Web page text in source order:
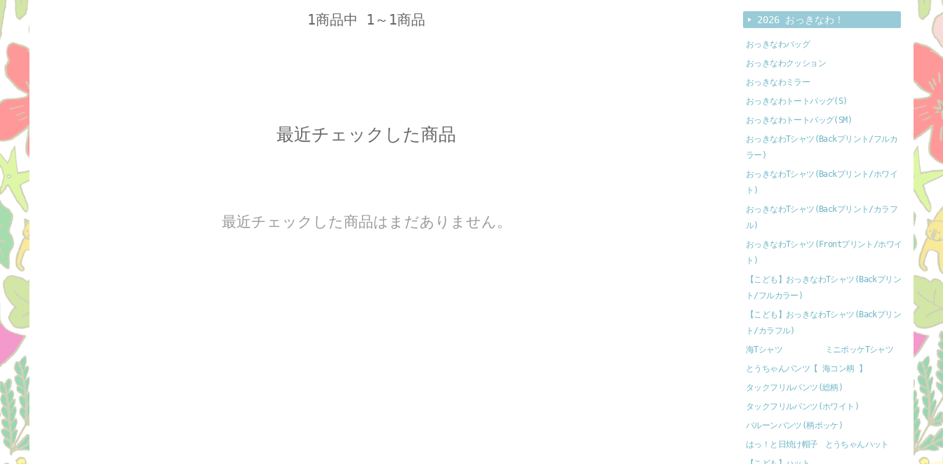
1商品中 1～1商品
最近チェックした商品
最近チェックした商品はまだありません。
2026 おっきなわ！
おっきなわバッグ
おっきなわクッション
おっきなわミラー
おっきなわトートバッグ(S)
おっきなわトートバッグ(SM)
おっきなわTシャツ(Backプリント/フルカ
ラー)
おっきなわTシャツ(Backプリント/ホワイ
ト)
おっきなわTシャツ(Backプリント/カラフ
ル)
おっきなわTシャツ(Frontプリント/ホワイ
ト)
【こども】おっきなわTシャツ(Backプリン
ト/フルカラー)
【こども】おっきなわTシャツ(Backプリン
ト/カラフル)
海Tシャツ
ミニポッケTシャツ
とうちゃんパンツ【 海コン柄 】
タックフリルパンツ(総柄)
タックフリルパンツ(ホワイト)
バルーンパンツ(柄ポッケ)
はっ！と日焼け帽子
とうちゃんハット